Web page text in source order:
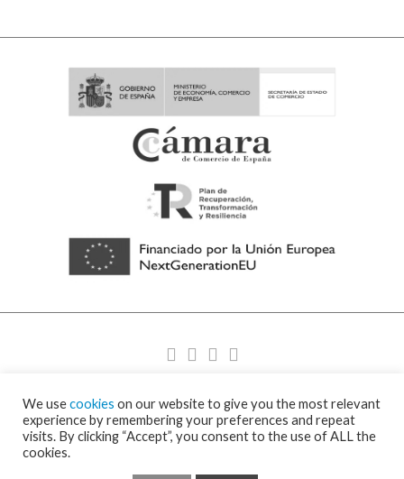
© 2026 Filets de sécurité – Filets de protection – Visornets – Visor Fall Arrest
Nets ⁃Política de cookies y protección de datos⁃Condiciones de envío⁃ Design
by
Ixotype
We usecookies on our website to give you the most relevant
experience by remembering your preferences and repeat
visits. By clicking “Accept”, you consent to the use of ALL the
cookies.